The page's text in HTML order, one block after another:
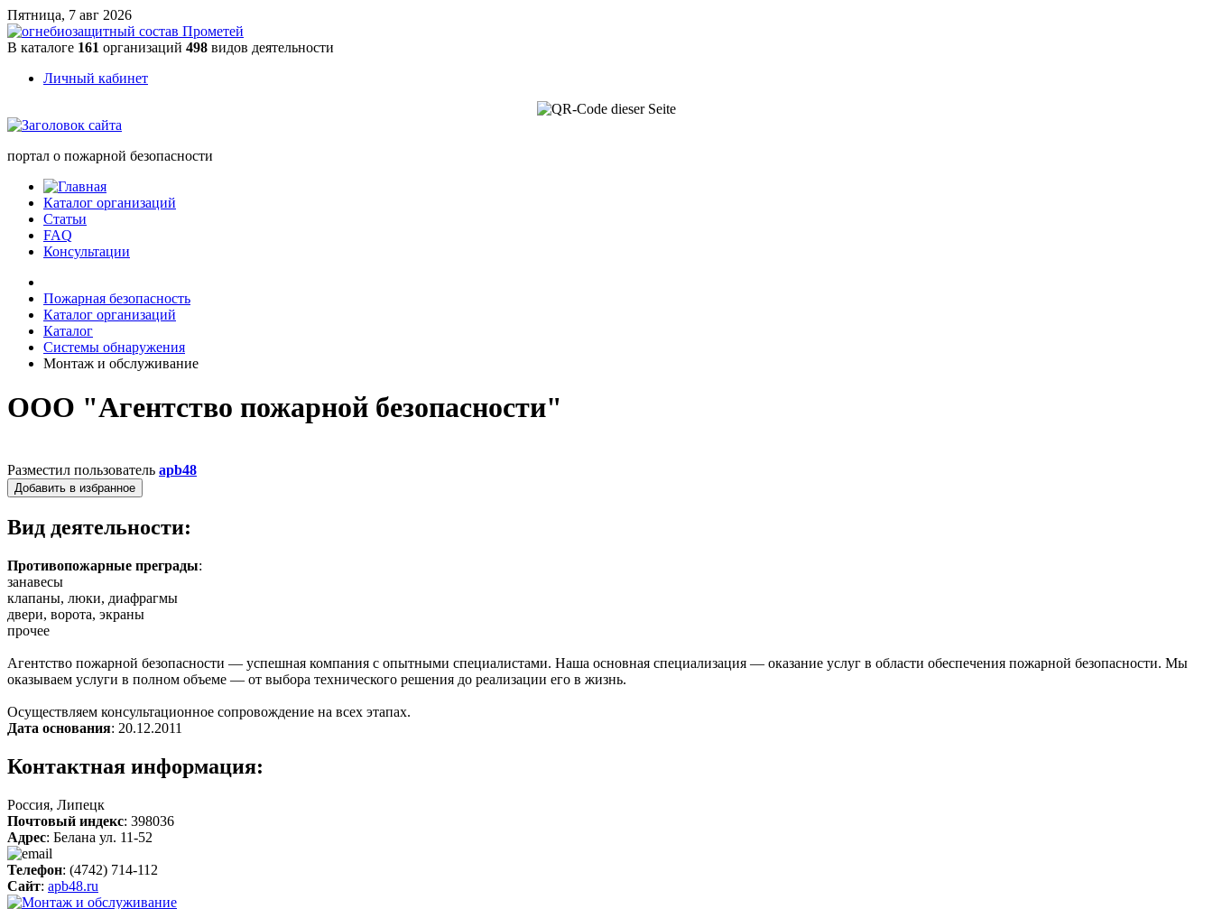
Пятница, 7 авг 2026
В каталоге 161 организаций 498 видов деятельности
Личный кабинет
портал о пожарной безопасности
Каталог организаций
Статьи
FAQ
Консультации
Пожарная безопасность
Каталог организаций
Каталог
Системы обнаружения
Монтаж и обслуживание
ООО "Агентство пожарной безопасности"
Разместил пользователь apb48
Добавить в избранное
Вид деятельности:
Противопожарные преграды:
занавесы
клапаны, люки, диафрагмы
двери, ворота, экраны
прочее
Агентство пожарной безопасности — успешная компания с опытными специалистами. Наша основная специализация — оказание услуг в области обеспечения пожарной безопасности. Мы
оказываем услуги в полном объеме — от выбора технического решения до реализации его в жизнь.
Осуществляем консультационное сопровождение на всех этапах.
Дата основания: 20.12.2011
Контактная информация:
Россия, Липецк
Почтовый индекс: 398036
Адрес: Белана ул. 11-52
Телефон: (4742) 714-112
Сайт: apb48.ru